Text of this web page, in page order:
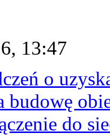
13:47
o
budowę
do